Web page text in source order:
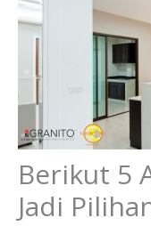
Berikut 5
Jadi